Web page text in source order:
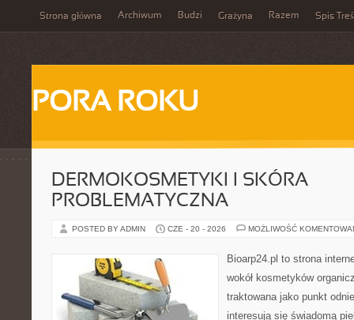
Strona główna Archiwum Budzi Grażyna Razem Spis
PORA ROKU
DERMOKOSMETYKI I SKÓRA
PROBLEMATYCZNA
POSTED BY ADMIN CZE - 20 - 2026 MOŻLIWOŚĆ
Bioarp24.pl to strona
wokół kosmetyków
traktowana jako punkt
interesują się świadomą